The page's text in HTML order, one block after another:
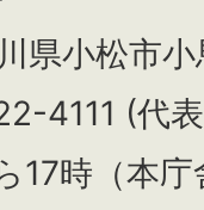
小松市小
4111 (代
17時（本